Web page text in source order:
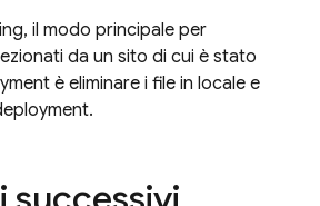
, il modo principale per
da un sito di cui è stato
è eliminare i file in locale e